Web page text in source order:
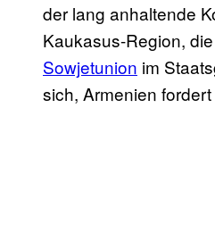
der lang anhaltende
Kaukasus-Region,
Sowjetunion im
sich, Armenien